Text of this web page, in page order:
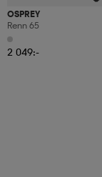
OSPREY
Renn 65
2 049:-